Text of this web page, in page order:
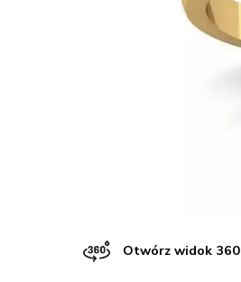
Otwórz widok 360